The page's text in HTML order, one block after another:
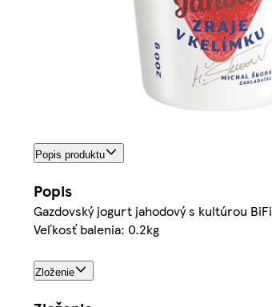
Popis produktu
Popis
Gazdovský jogurt jahodový s kultúrou BiFi
Veľkosť balenia: 0.2kg
Zloženie